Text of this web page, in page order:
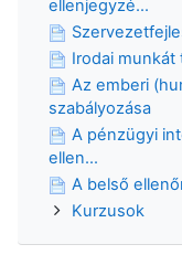
ellenjegyzé...
Irodai
Az emberi
szabályozása
A pénzügyi
ellen...
A belső
Kurzusok